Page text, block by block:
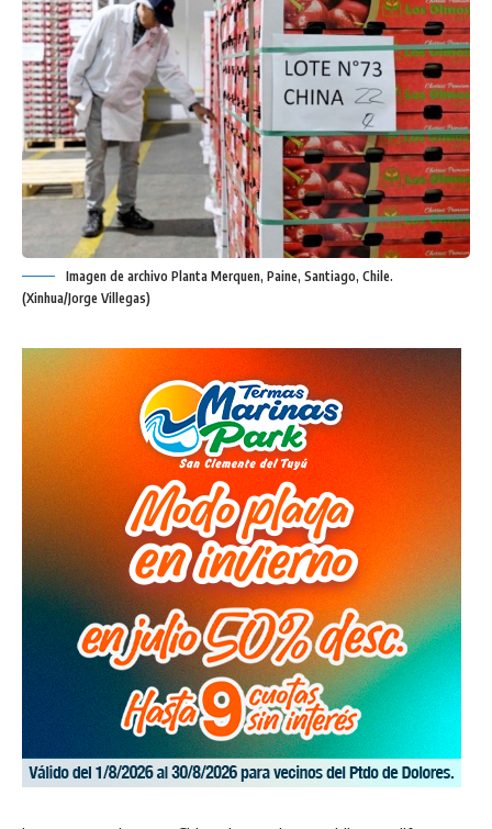
Imagen de archivo Planta Merquen, Paine, Santiago, Chile.
(Xinhua/Jorge Villegas)